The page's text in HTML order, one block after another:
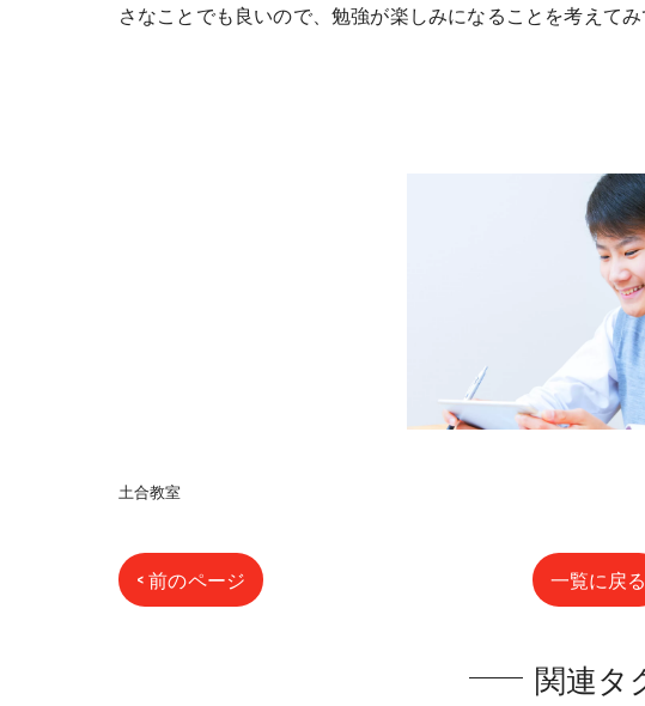
さなことでも良いので、勉強が楽しみになることを考えてみ
土合教室
< 前のページ 一覧に戻る
関連タ